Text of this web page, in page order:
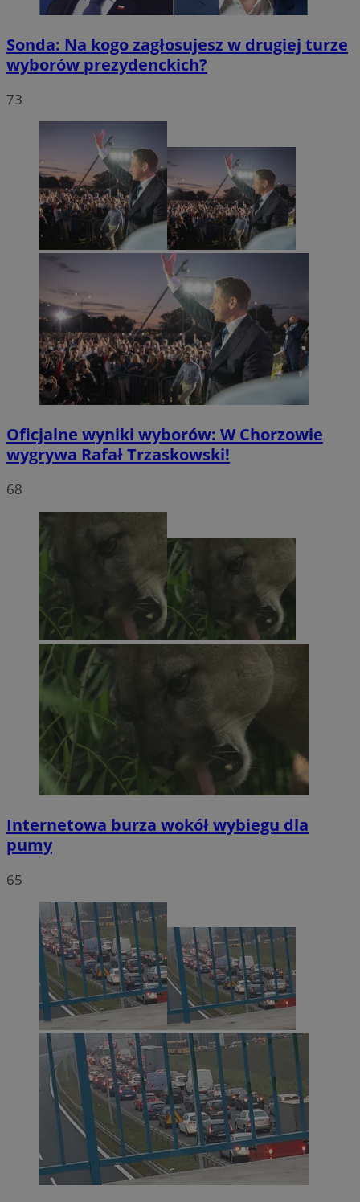
Sonda: Na kogo zagłosujesz w drugiej turze
wyborów prezydenckich?
73
Oficjalne wyniki wyborów: W Chorzowie
wygrywa Rafał Trzaskowski!
68
Internetowa burza wokół wybiegu dla
pumy
65